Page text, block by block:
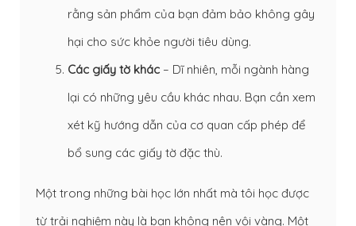
rằng sản phẩm của bạn đảm bảo không gây
hại cho sức khỏe người tiêu dùng.
Các giấy tờ khác – Dĩ nhiên, mỗi ngành hàng
lại có những yêu cầu khác nhau. Bạn cần xem
xét kỹ hướng dẫn của cơ quan cấp phép để
bổ sung các giấy tờ đặc thù.
Một trong những bài học lớn nhất mà tôi học được
từ trải nghiệm này là bạn không nên vội vàng. Một